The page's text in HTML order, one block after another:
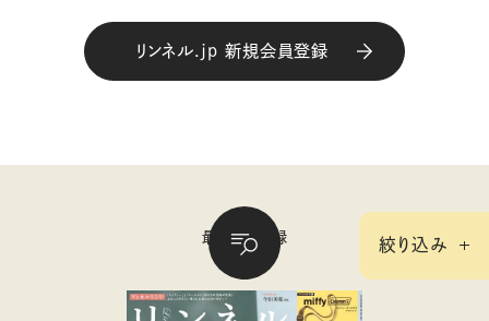
リンネル.jp 新規会員登録
最新号＆付録 絞り込み